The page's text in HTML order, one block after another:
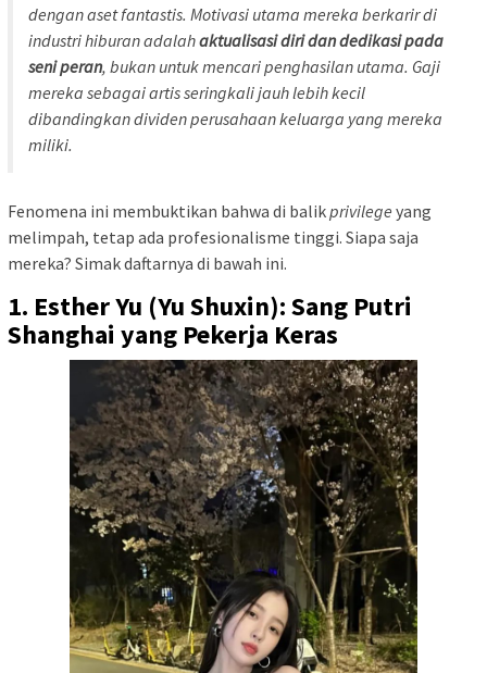
dengan aset fantastis. Motivasi utama mereka berkarir di
industri hiburan adalahaktualisasi diri dan dedikasi pada
seni peran, bukan untuk mencari penghasilan utama. Gaji
mereka sebagai artis seringkali jauh lebih kecil
dibandingkan dividen perusahaan keluarga yang mereka
miliki.
Fenomena ini membuktikan bahwa di balikprivilege yang
melimpah, tetap ada profesionalisme tinggi. Siapa saja
mereka? Simak daftarnya di bawah ini.
1. Esther Yu (Yu Shuxin): Sang Putri
Shanghai yang Pekerja Keras